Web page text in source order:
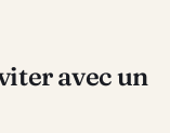
avec un